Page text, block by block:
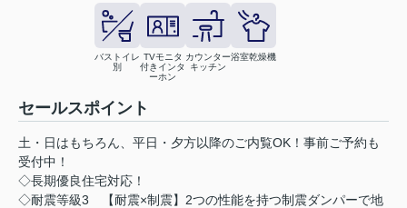
バストイレ
別
TVモニタ
付きインタ
ーホン
カウンター
キッチン
浴室乾燥機
セールスポイント
土・日はもちろん、平日・夕方以降のご内覧OK！事前ご予約も
受付中！
◇長期優良住宅対応！
◇耐震等級3 【耐震×制震】2つの性能を持つ制震ダンパーで地